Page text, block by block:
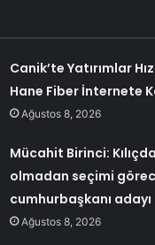
Canik’te Yatırımlar
Hane Fiber İnternete
Ağustos 8, 2026
Mücahit Birinci:
olmadan seçimi
cumhurbaşkanı
Ağustos 8, 2026